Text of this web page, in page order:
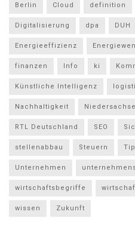
Berlin Cloud definition
Digitalisierung dpa DUH
Energieeffizienz
finanzen Info ki
Künstliche Intelligenz
Nachhaltigkeit
RTL Deutschland SEO
stellenabbau Steuern
Unternehmen
wirtschaftsbegriffe
wissen Zukunft